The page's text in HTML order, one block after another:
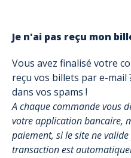
Je n'ai pas reçu mon
Vous avez finalisé votre
reçu vos billets par e-mail
dans vos spams !
A chaque commande vous
votre application bancaire,
paiement, si le site ne
transaction est